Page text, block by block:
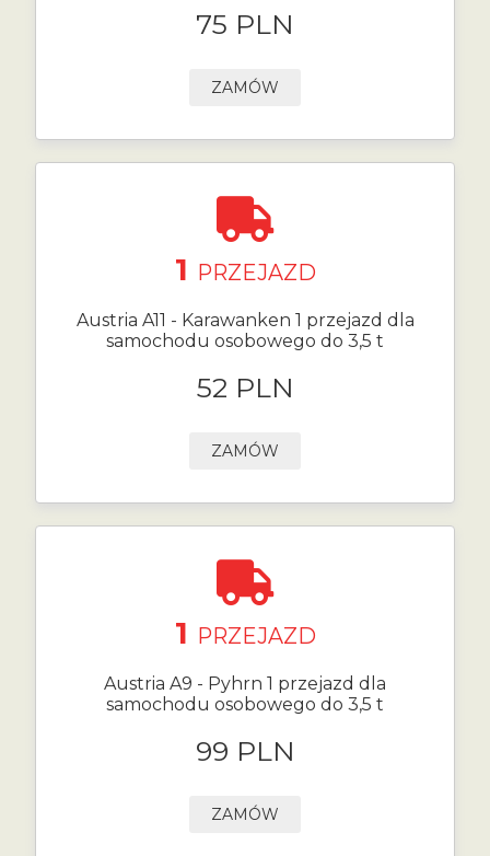
75 PLN
ZAMÓW
1 PRZEJAZD
Austria A11 - Karawanken 1 przejazd dla
samochodu osobowego do 3,5 t
52 PLN
ZAMÓW
1 PRZEJAZD
Austria A9 - Pyhrn 1 przejazd dla
samochodu osobowego do 3,5 t
99 PLN
ZAMÓW